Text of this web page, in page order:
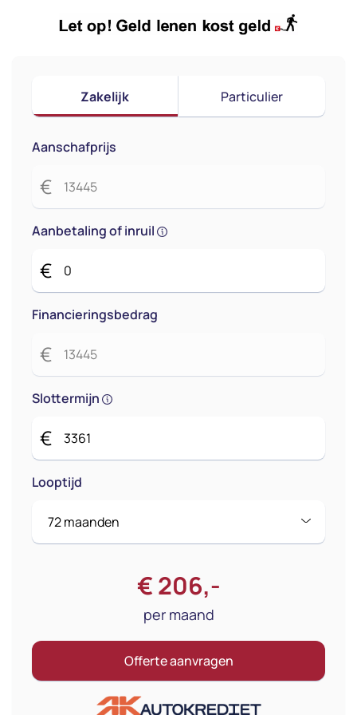
Zakelijk Particulier
Aanschafprijs
€
Aanbetaling of inruil
€
Financieringsbedrag
€
Slottermijn
€
Looptijd
€206,-
per maand
Offerte aanvragen